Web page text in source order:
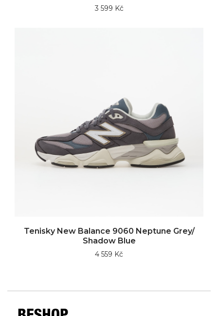
3 599 Kč
Tenisky New Balance 9060 Neptune Grey/
Shadow Blue
4 559 Kč